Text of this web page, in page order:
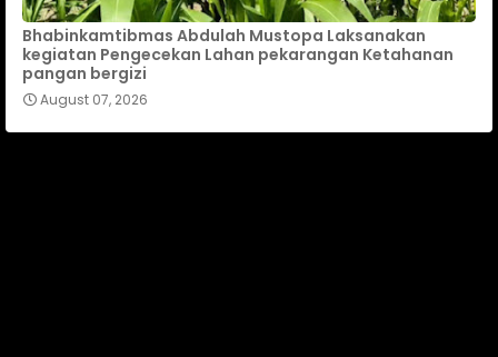
Bhabinkamtibmas Abdulah Mustopa Laksanakan
kegiatan Pengecekan Lahan pekarangan Ketahanan
pangan bergizi
August 07, 2026